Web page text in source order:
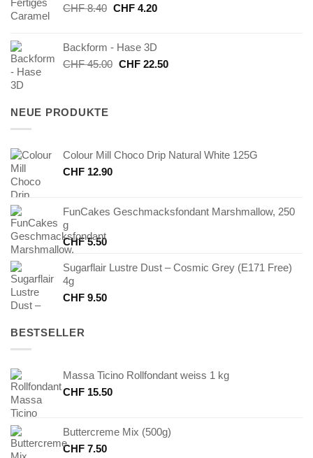
CHF8.40 Ursprünglicher
CHF 8.40
CHF4.20Aktueller
CHF 4.20.
Backform - Hase 3D
CHF45.00 Ursprünglicher
CHF22.50Aktueller
NEUE PRODUKTE
Colour Mill Choco Drip Natural White 125G
CHF 12.90
FunCakes Geschmacksfondant Marshmallow, 250
g
CHF5.50
Sugarflair Lustre Dust – Cosmic Grey (E171 Free)
4g
CHF 9.50
BESTSELLER
Massa Ticino Rollfondant weiss 1 kg
CHF 15.50
Buttercreme Mix (500g)
CHF 7.50